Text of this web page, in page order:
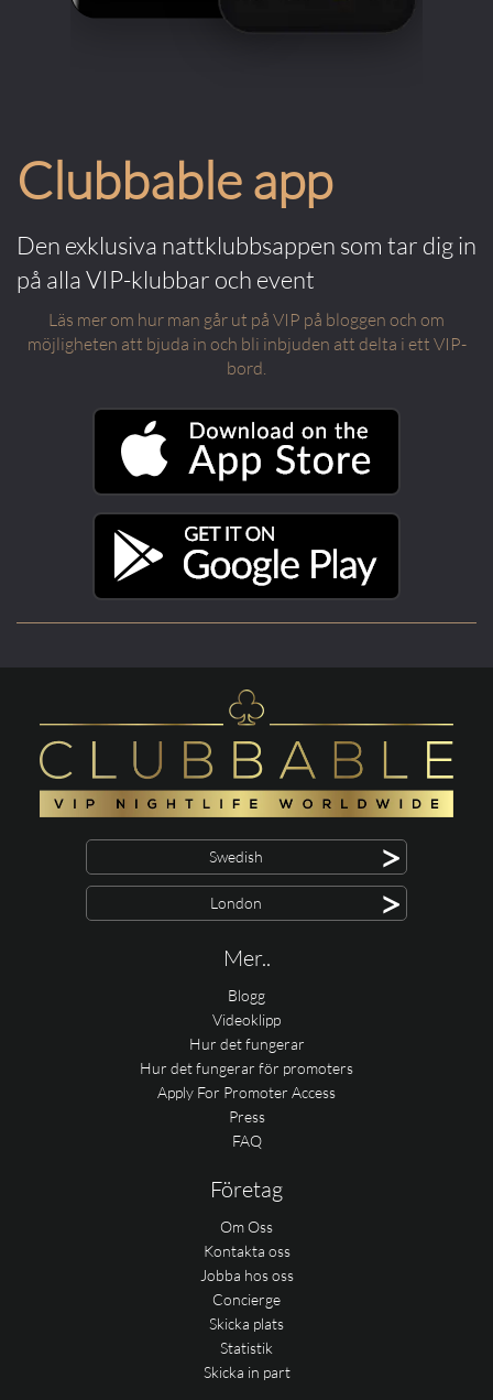
Clubbable app
Den exklusiva nattklubbsappen som tar dig in
på alla VIP-klubbar och event
Läs mer om hur man går ut på VIP på bloggen och om
möjligheten att bjuda in och bli inbjuden att delta i ett VIP-
bord.
Swedish >
London >
Mer..
Blogg
Videoklipp
Hur det fungerar
Hur det fungerar för promoters
Apply For Promoter Access
Press
FAQ
Företag
Om Oss
Kontakta oss
Jobba hos oss
Concierge
Skicka plats
Statistik
Skicka in part